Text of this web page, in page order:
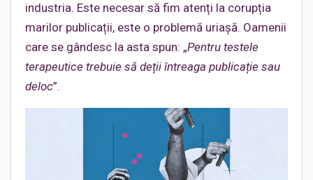
industria. Este necesar să fim atenți la corupția
marilor publicații, este o problemă uriașă. Oamenii
care se gândesc la asta spun: „Pentru testele
terapeutice trebuie să deții întreaga publicație sau
deloc”.